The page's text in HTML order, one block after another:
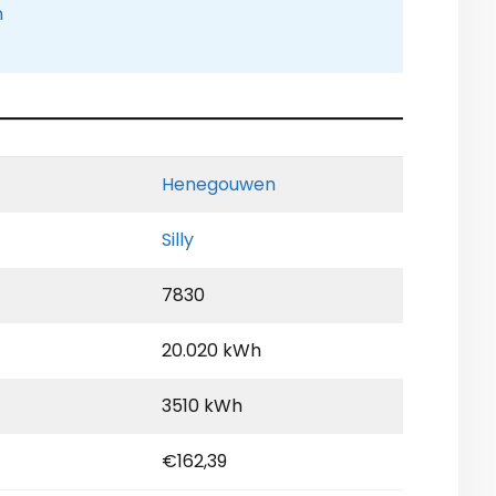
Henegouwen
Silly
7830
20.020 kWh
3510 kWh
€162,39